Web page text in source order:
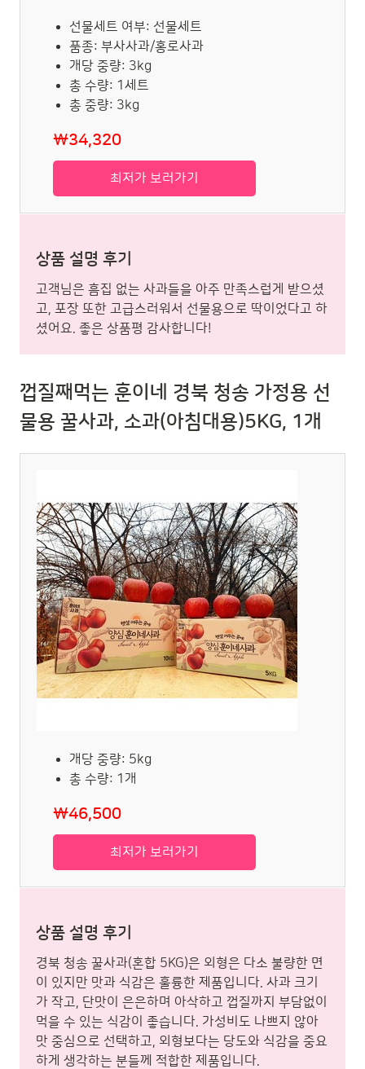
선물세트 여부: 선물세트
품종: 부사사과/홍로사과
개당 중량: 3kg
총 수량: 1세트
총 중량: 3kg
₩34,320
최저가 보러가기
상품 설명 후기
고객님은 흠집 없는 사과들을 아주 만족스럽게 받으셨
고, 포장 또한 고급스러워서 선물용으로 딱이었다고 하
셨어요. 좋은 상품평 감사합니다!
껍질째먹는 훈이네 경북 청송 가정용 선
물용 꿀사과, 소과(아침대용)5KG, 1개
개당 중량: 5kg
총 수량: 1개
₩46,500
최저가 보러가기
상품 설명 후기
경북 청송 꿀사과(혼합 5KG)은 외형은 다소 불량한 면
이 있지만 맛과 식감은 훌륭한 제품입니다. 사과 크기
가 작고, 단맛이 은은하며 아삭하고 껍질까지 부담없이
먹을 수 있는 식감이 좋습니다. 가성비도 나쁘지 않아
맛 중심으로 선택하고, 외형보다는 당도와 식감을 중요
하게 생각하는 분들께 적합한 제품입니다.